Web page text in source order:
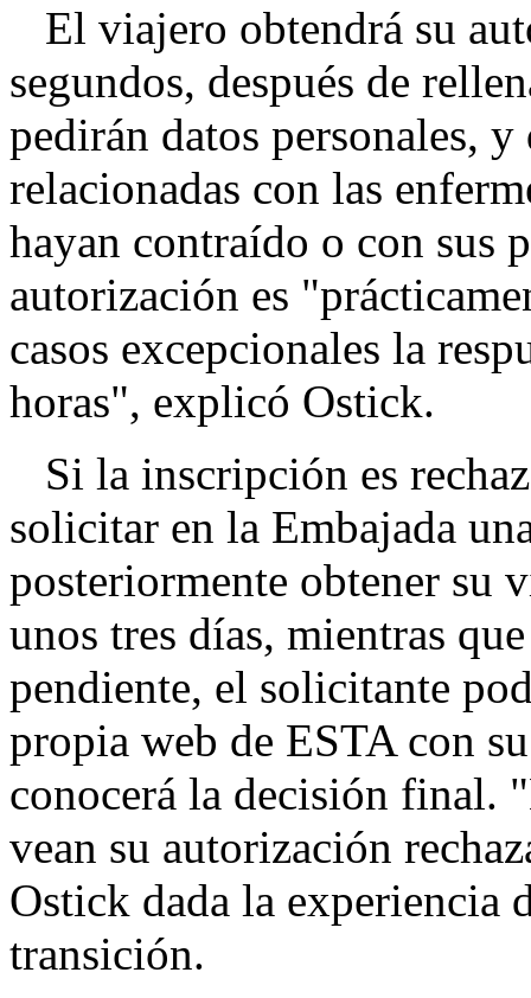
El viajero obtendrá su
segundos, después de
pedirán datos personales,
relacionadas con las
hayan contraído o con sus
autorización es
casos excepcionales la
horas", explicó Ostick.
Si la inscripción es
solicitar en la Embajada
posteriormente obtener su
unos tres días, mientras
pendiente, el solicitante
propia web de ESTA con
conocerá la decisión final.
vean su autorización
Ostick dada la experiencia
transición.